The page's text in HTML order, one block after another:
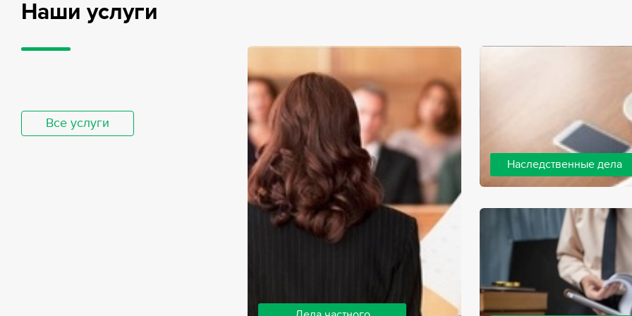
Наши услуги
Все услуги
Наследственные дела
человека, а также с
наследства. В
наследодателя, и с этого
наследство.